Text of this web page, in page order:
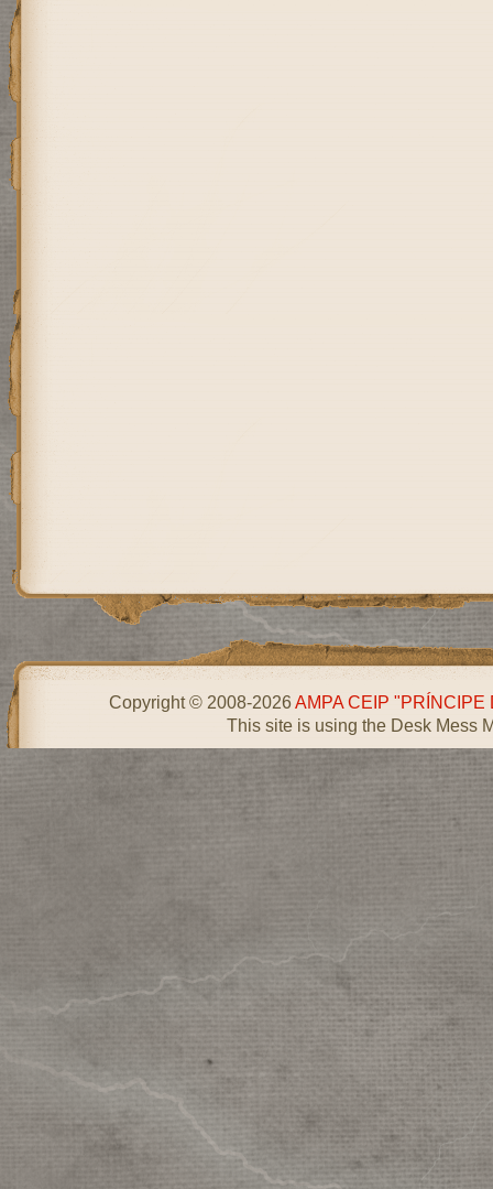
Copyright © 2008-2026AMPA CEIP "PRÍNCIPE
This site is using the Desk Mess